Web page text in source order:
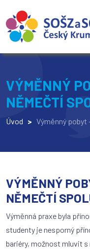
VÝMĚNNÝ
NĚMEČTÍ
Úvod > Výměnný
VÝMĚNNÝ
NĚMEČTÍ
Výměnná praxe byla
studenty je nesporný
bariéry, možnost mluvit